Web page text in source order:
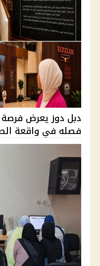
دبل دوز يعرض
فصله في واقعة